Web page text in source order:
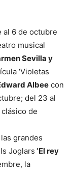
al 6 de octubre
musical
Sevilla y
‘Violetas
Albee con
del 23 al
de
grandes
Joglars ‘El rey
la